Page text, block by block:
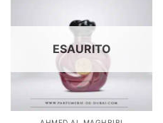
ESAURITO